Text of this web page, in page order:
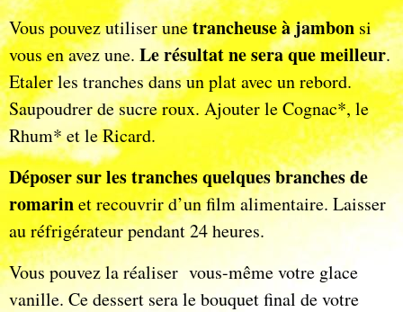
Vous pouvez utiliser unetrancheuse à jambon si
vous en avez une. Le résultat ne sera que meilleur.
Etaler les tranches dans un plat avec un rebord.
Saupoudrer de sucre roux. Ajouter le Cognac*, le
Rhum* et le Ricard.
Déposer sur les tranches quelques branches de
romarinet recouvrir d’un film alimentaire. Laisser
au réfrigérateur pendant 24 heures.
Vous pouvez la réaliser vous-même votre glace
vanille. Ce dessert sera le bouquet final de votre